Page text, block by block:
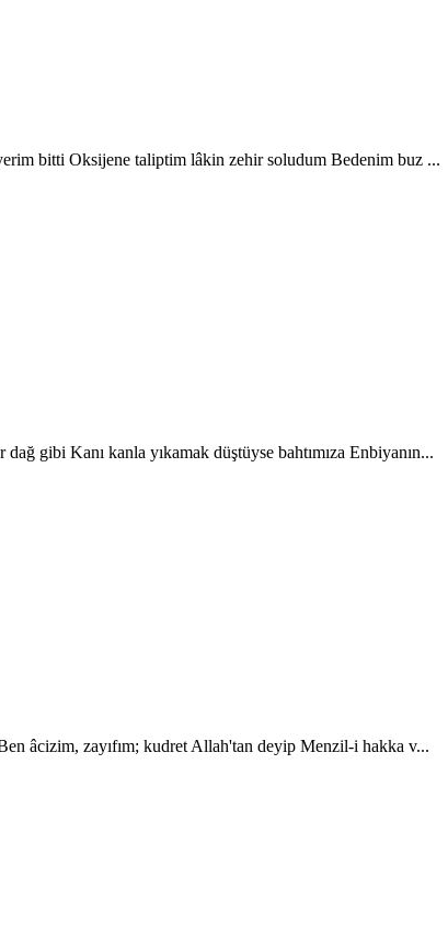
bitti Oksijene taliptim lâkin zehir soludum Bedenim buz ...
gibi Kanı kanla yıkamak düştüyse bahtımıza Enbiyanın...
âcizim, zayıfım; kudret Allah'tan deyip Menzil-i hakka v...